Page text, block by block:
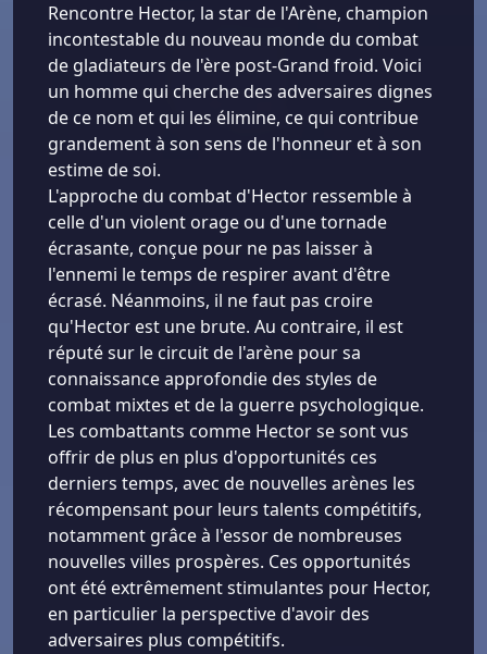
Rencontre Hector, la star de l'Arène, champion
incontestable du nouveau monde du combat
de gladiateurs de l'ère post-Grand froid. Voici
un homme qui cherche des adversaires dignes
de ce nom et qui les élimine, ce qui contribue
grandement à son sens de l'honneur et à son
estime de soi.
L'approche du combat d'Hector ressemble à
celle d'un violent orage ou d'une tornade
écrasante, conçue pour ne pas laisser à
l'ennemi le temps de respirer avant d'être
écrasé. Néanmoins, il ne faut pas croire
qu'Hector est une brute. Au contraire, il est
réputé sur le circuit de l'arène pour sa
connaissance approfondie des styles de
combat mixtes et de la guerre psychologique.
Les combattants comme Hector se sont vus
offrir de plus en plus d'opportunités ces
derniers temps, avec de nouvelles arènes les
récompensant pour leurs talents compétitifs,
notamment grâce à l'essor de nombreuses
nouvelles villes prospères. Ces opportunités
ont été extrêmement stimulantes pour Hector,
en particulier la perspective d'avoir des
adversaires plus compétitifs.